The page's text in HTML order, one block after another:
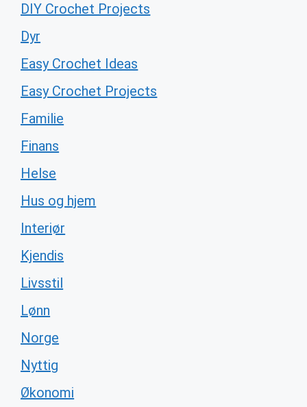
DIY Crochet Projects
Dyr
Easy Crochet Ideas
Easy Crochet Projects
Familie
Finans
Helse
Hus og hjem
Interiør
Kjendis
Livsstil
Lønn
Norge
Nyttig
Økonomi